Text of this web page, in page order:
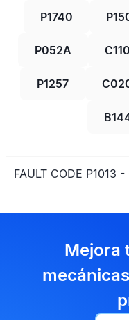
P1740
P052A
P1257
FAULT CODE P1013 -
Mejora